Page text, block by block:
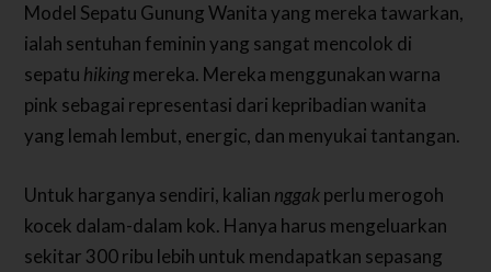
Model Sepatu Gunung Wanita yang mereka tawarkan,
ialah sentuhan feminin yang sangat mencolok di
sepatu hikingmereka. Mereka menggunakan warna
pink sebagai representasi dari kepribadian wanita
yang lemah lembut, energic, dan menyukai tantangan.
Untuk harganya sendiri, kalian nggakperlu merogoh
kocek dalam-dalam kok. Hanya harus mengeluarkan
sekitar 300 ribu lebih untuk mendapatkan sepasang